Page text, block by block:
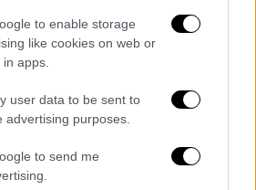
to enable storage
like cookies on web or
apps.
user data to be sent to
advertising purposes.
to send me
για να συναρμολογηθεί -
ξεκινώντας από το
καθυστερήσεων
να αρχίσει να σκάβει προς
και συγκεκριμένα τον